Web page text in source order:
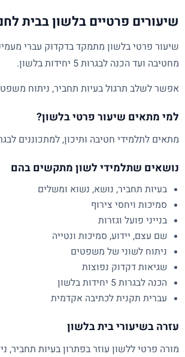
שיעורים פרטיים בלשון בבית
שיעור פרטי בלשון מתמקד בדקדוק עברי
מחטיבה ועד הכנה לבגרות 5 יחידות בלשון.
אפשר לשלב תרגול בעיות תחביר, ניתוח
למי מתאים שיעור פרטי בלשון?
מתאים לתלמידי חטיבה ותיכון, למתכוננים
נושאים שתלמידי לשון מתקשים בהם
בעיות תחביר, נושא, נשוא ומשלים
סמיכות ויחסי צירוף
בנייני פועל וגזרות
שם עצם, יידוע, סמיכות ונטייה
ניתוח לשוני של משפטים
שגיאות דקדוק נפוצות
הכנה לבגרות 5 יחידות בלשון
עברית תקנית לכתיבה אקדמית
עזרה בשיעורי בית בלשון
מורה פרטי ללשון עוזר בפתרון בעיות